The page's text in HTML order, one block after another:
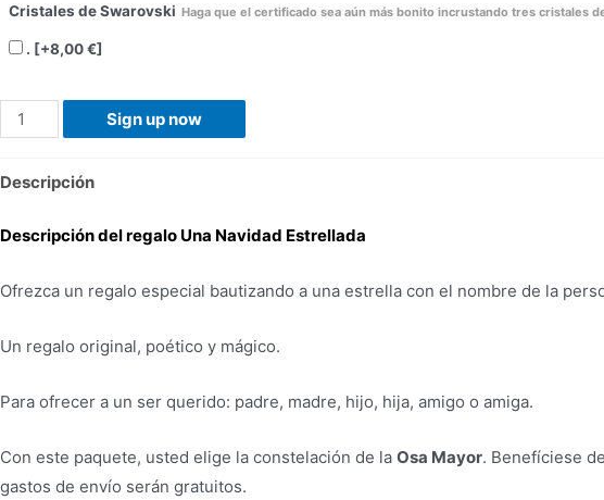
Cristales de Swarovski Haga que el certificado sea aún más bonito incrustando tres cristales
. [+8,00 €]
Navidad
de
Estrellas
Sign up now
Descripción
Descripción del regalo Una Navidad Estrellada
Ofrezca un regalo especial bautizando a una estrella con el nombre de la
Un regalo original, poético y mágico.
Para ofrecer a un ser querido: padre, madre, hijo, hija, amigo o amiga.
Con este paquete, usted elige la constelación de la Osa Mayor. Benefíciese
gastos de envío serán gratuitos.